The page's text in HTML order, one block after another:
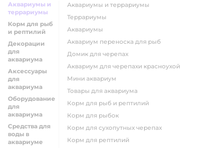
Аквариумы и
террариумы
Корм для рыб
и рептилий
Декорации
для
аквариума
Аксессуары
для
аквариума
Оборудование
для
аквариума
Средства для
воды в
аквариуме
аквариумы и террариумы
террариумы
аквариумы
аквариум переноска для рыб
домик для черепах
аквариум для черепахи красноухой
мини аквариум
товары для аквариума
Корм для рыб и рептилий
корм для рыбок
корм для сухопутных черепах
корм для рептилий